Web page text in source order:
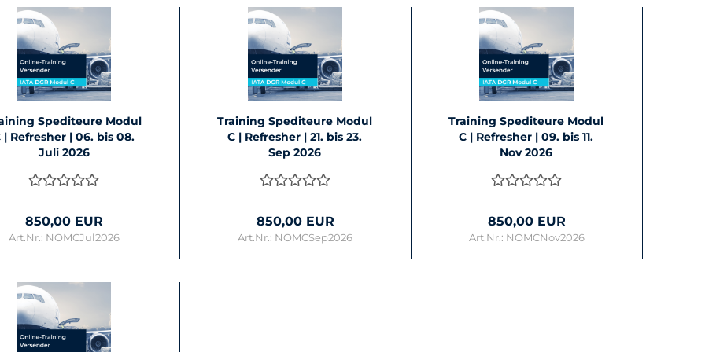
Spe­di­teu­re Modul
| Re­fres­her | 06. bis 08.
Juli 2026
850,00 EUR
Art.Nr.: NOMCJul2026
Trai­ning Spe­di­teu­re Modul
C | Re­fres­her | 21. bis 23.
Sep 2026
850,00 EUR
Art.Nr.: NOMCSep2026
Trai­ning Spe­di­teu­re Modul
C | Re­fres­her | 09. bis 11.
Nov 2026
850,00 EUR
Art.Nr.: NOMCNov2026